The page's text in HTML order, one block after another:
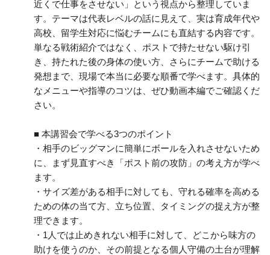
近くで仕事をさせない」という視点から整理していま
す。テーマは代表レベルの話に見えて、実は育成年代や
高校、留学生対応に悩むチームにも直結する内容です。
単なる戦術紹介ではなく、ポストで持たせない駆け引
き、持たれた後の身体の使い方、さらにチームで助ける
発想まで、現場で本当に必要な順番で学べます。具体的
なメニューや指導のコツは、ぜひ動画本編でご確認くだ
さい。
■ 本講習会で学べる3つのポイント
・相手のビッグマンに簡単にボールを入れさせないため
に、まず見直すべき「ポスト前の攻防」の考え方が学べ
ます。
・サイズ差がある相手に対しても、守れる確率を高める
ための体の当て方、立ち位置、タイミングの捉え方が整
理できます。
・1人では止めきれない相手に対して、どこから味方の
助けを使うのか、その前提となる個人守備の土台が理解